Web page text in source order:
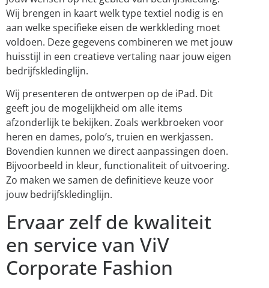
Wij brengen in kaart welk type textiel nodig is en
aan welke specifieke eisen de werkkleding moet
voldoen. Deze gegevens combineren we met jouw
huisstijl in een creatieve vertaling naar jouw eigen
bedrijfskledinglijn.
Wij presenteren de ontwerpen op de iPad. Dit
geeft jou de mogelijkheid om alle items
afzonderlijk te bekijken. Zoals werkbroeken voor
heren en dames, polo’s, truien en werkjassen.
Bovendien kunnen we direct aanpassingen doen.
Bijvoorbeeld in kleur, functionaliteit of uitvoering.
Zo maken we samen de definitieve keuze voor
jouw bedrijfskledinglijn.
Ervaar zelf de kwaliteit
en service van ViV
Corporate Fashion